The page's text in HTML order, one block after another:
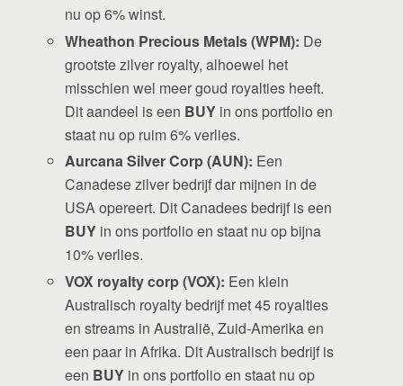
nu op 6% winst.
Wheathon Precious Metals (WPM): De
grootste zilver royalty, alhoewel het
misschien wel meer goud royalties heeft.
Dit aandeel is een BUY in ons portfolio en
staat nu op ruim 6% verlies.
Aurcana Silver Corp (AUN): Een
Canadese zilver bedrijf dar mijnen in de
USA opereert. Dit Canadees bedrijf is een
BUY in ons portfolio en staat nu op bijna
10% verlies.
VOX royalty corp (VOX): Een klein
Australisch royalty bedrijf met 45 royalties
en streams in Australië, Zuid-Amerika en
een paar in Afrika. Dit Australisch bedrijf is
een BUY in ons portfolio en staat nu op